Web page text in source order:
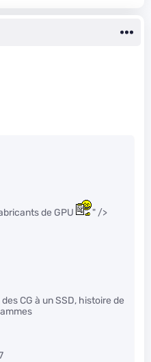
de GPU " />
CG à un SSD, histoire de